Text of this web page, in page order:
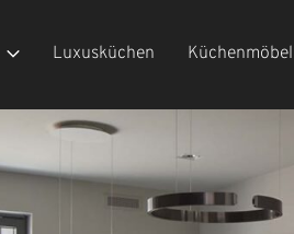
Luxusküchen Küchenmöbel